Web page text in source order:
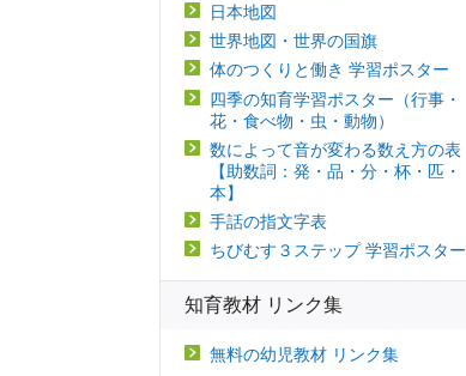
日本地図
世界地図・世界の国旗
体のつくりと働き 学習ポスター
四季の知育学習ポスター（行事・
花・食べ物・虫・動物）
数によって音が変わる数え方の表
【助数詞：発・品・分・杯・匹・
本】
手話の指文字表
ちびむす３ステップ 学習ポスター
知育教材 リンク集
無料の幼児教材 リンク集